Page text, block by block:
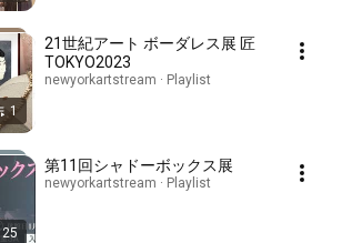
1
21世紀アート ボーダレス展 匠
TOKYO2023
newyorkartstream · Playlist
25
第11回シャドーボックス展
newyorkartstream · Playlist